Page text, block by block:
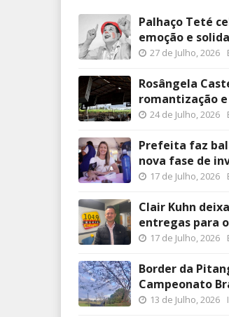
Palhaço Teté
emoção e
27 de Julho, 2026
Rosângela
romantização
24 de Julho, 2026
Prefeita faz
nova fase de
17 de Julho, 2026
Clair Kuhn
entregas para
17 de Julho, 2026
Border da
Campeonato
13 de Julho, 2026